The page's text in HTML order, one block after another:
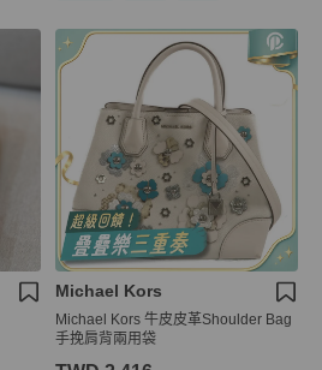
Michael Kors
Michael Kors 牛皮皮革Shoulder Bag
手挽肩背兩用袋